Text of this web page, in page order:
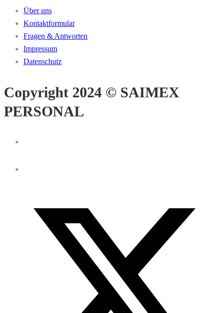
Über uns
Kontaktformular
Fragen & Antworten
Impressum
Datenschutz
Copyright 2024 © SAIMEX
PERSONAL